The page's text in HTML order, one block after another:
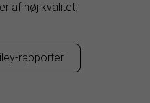
af høj kvalitet.
rapporter